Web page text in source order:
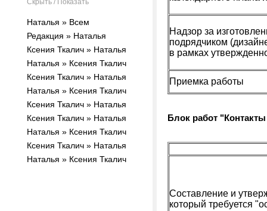
Скрыть / Показать
Наталья » Всем
Редакция » Наталья
Ксения Ткалич » Наталья
Наталья » Ксения Ткалич
Ксения Ткалич » Наталья
Наталья » Ксения Ткалич
Ксения Ткалич » Наталья
Ксения Ткалич » Наталья
Наталья » Ксения Ткалич
Ксения Ткалич » Наталья
Наталья » Ксения Ткалич
Надзор за
подрядчиком
в рамках
Приемка работы
Блок работ
Составление и
который требуется